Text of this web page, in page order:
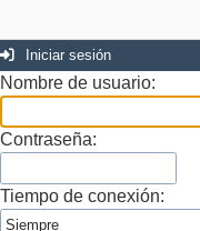
Iniciar sesión
Nombre de usuario:
Contraseña:
Tiempo de conexión: